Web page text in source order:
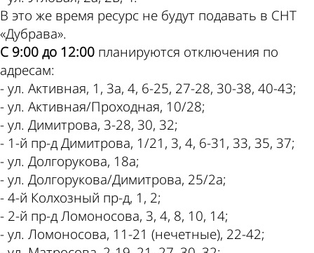
В это же время ресурс не будут подавать в СНТ
«Дубрава».
С 9:00 до 12:00 планируются отключения по
адресам:
- ул. Активная, 1, 3а, 4, 6-25, 27-28, 30-38, 40-43;
- ул. Активная/Проходная, 10/28;
- ул. Димитрова, 3-28, 30, 32;
- 1-й пр-д Димитрова, 1/21, 3, 4, 6-31, 33, 35, 37;
- ул. Долгорукова, 18а;
- ул. Долгорукова/Димитрова, 25/2а;
- 4-й Колхозный пр-д, 1, 2;
- 2-й пр-д Ломоносова, 3, 4, 8, 10, 14;
- ул. Ломоносова, 11-21 (нечетные), 22-42;